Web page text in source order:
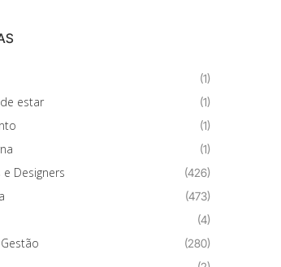
(1)
estar (1)
(1)
(1)
Designers (426)
(473)
(4)
(280)